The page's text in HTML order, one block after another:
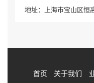
地址：上海市宝山区恒
首页 关于我们